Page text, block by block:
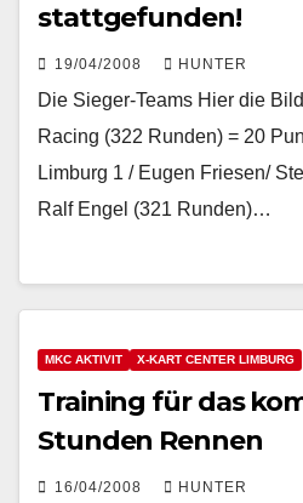
stattgefunden!
19/04/2008 HUNTER
Die Sieger-Teams Hier die
Racing (322 Runden) = 20
Limburg 1 / Eugen Friesen/
Ralf Engel (321 Runden)…
MKC AKTIVIT X-KART CENTER LIMBURG
Training für das
Stunden Rennen
16/04/2008 HUNTER